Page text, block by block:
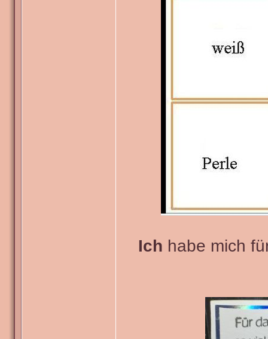
Ich habe mich